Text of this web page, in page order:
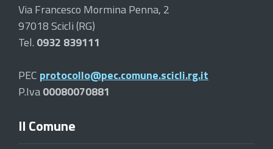
Via Francesco Mormina Penna, 2
97018 Scicli (RG)
Tel. 0932 839111
PEC protocollo@pec.comune.scicli.rg.it
P.Iva00080070881
Il Comune